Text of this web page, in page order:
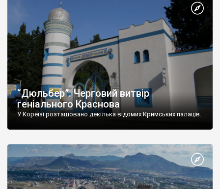
“Дюльбер”. Черговий витвір
геніального Краснова
У Кореїзі розташовано декілька відомих Кримських палаців.